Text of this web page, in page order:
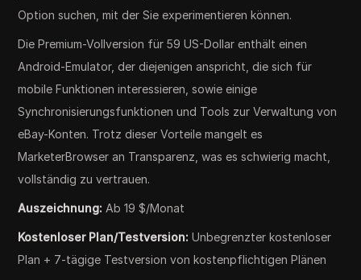
Option suchen, mit der Sie experimentieren können.
Die Premium-Vollversion für 59 US-Dollar enthält einen
Android-Emulator, der diejenigen anspricht, die sich für
mobile Funktionen interessieren, sowie einige
Synchronisierungsfunktionen und Tools zur Verwaltung von
eBay-Konten. Trotz dieser Vorteile mangelt es
MarketerBrowser an Transparenz, was es schwierig macht,
vollständig zu vertrauen.
Auszeichnung: Ab 19 $/Monat
Kostenloser Plan/Testversion: Unbegrenzter kostenloser
Plan + 7-tägige Testversion von kostenpflichtigen Plänen